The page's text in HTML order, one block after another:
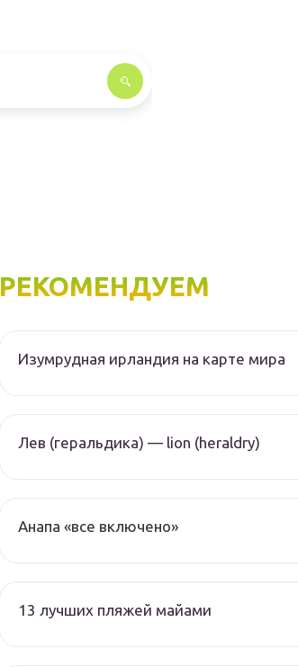
РЕКОМЕНДУЕМ
Изумрудная ирландия на карте мира
Лев (геральдика) — lion (heraldry)
Анапа «все включено»
13 лучших пляжей майами